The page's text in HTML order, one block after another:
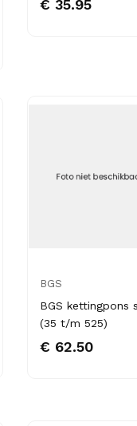
€ 35.95
BGS
BGS kettingpons
(35 t/m 525)
€ 62.50